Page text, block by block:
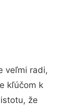
veľmi radi,
kľúčom k
že